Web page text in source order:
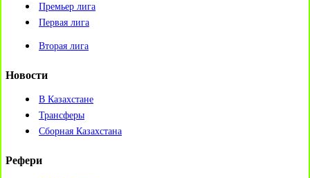
Премьер лига
Первая лига
Вторая лига
Новости
В Казахстане
Трансферы
Сборная Казахстана
Рефери